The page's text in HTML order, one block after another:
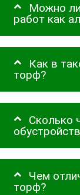
Можно
работ как
Как в
торф?
Сколько
Чем
торф?